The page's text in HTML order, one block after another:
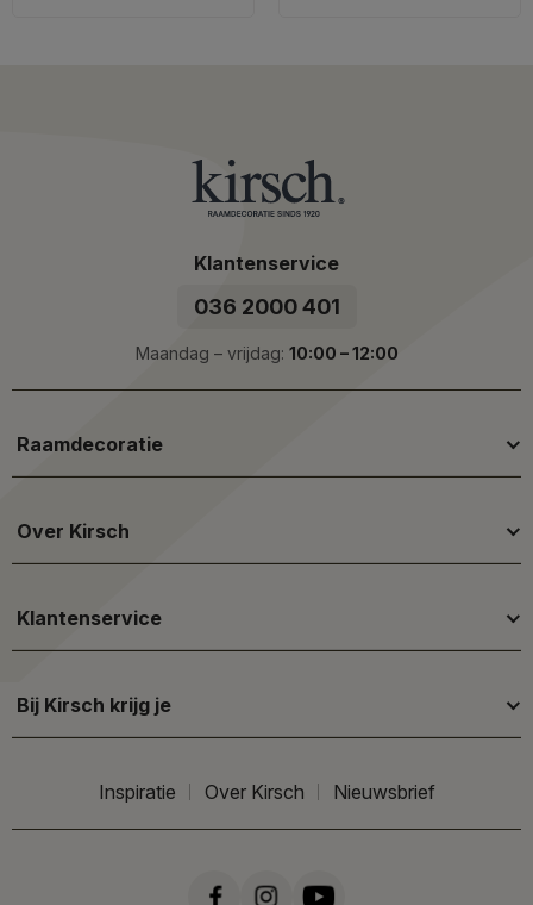
Klantenservice
036 2000 401
Maandag – vrijdag: 10:00 – 12:00
Raamdecoratie
Over Kirsch
Klantenservice
Bij Kirsch krijg je
Inspiratie Over Kirsch Nieuwsbrief